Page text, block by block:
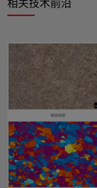
自动调整光强度，转换物
的LED光源寿命达到
下样品均能呈现真实的色
户 快速聚光镜调节 所有聚光镜均配有聚光镜顶镜，能够根据
物镜变换要求自动摆入、
相关技术前沿